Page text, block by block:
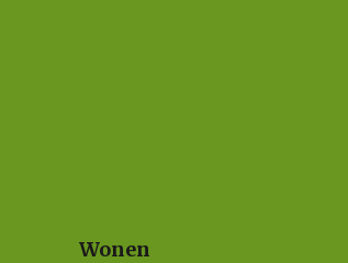
Wonen